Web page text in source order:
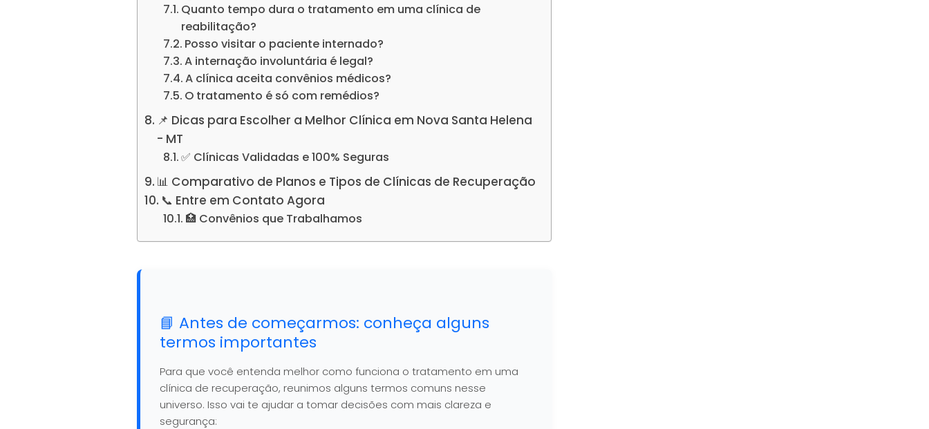
Quanto tempo dura o tratamento em uma clínica de
reabilitação?
Posso visitar o paciente internado?
A internação involuntária é legal?
A clínica aceita convênios médicos?
O tratamento é só com remédios?
📌 Dicas para Escolher a Melhor Clínica em Nova Santa Helena
- MT
✅ Clínicas Validadas e 100% Seguras
📊 Comparativo de Planos e Tipos de Clínicas de Recuperação
📞 Entre em Contato Agora
🏥 Convênios que Trabalhamos
📘 Antes de começarmos: conheça alguns
termos importantes
Para que você entenda melhor como funciona o tratamento em uma
clínica de recuperação, reunimos alguns termos comuns nesse
universo. Isso vai te ajudar a tomar decisões com mais clareza e
segurança: